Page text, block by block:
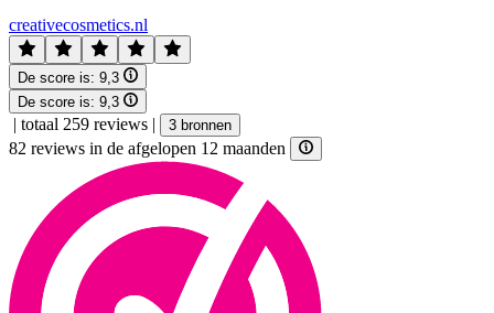
creativecosmetics.nl
De score is: 9,3
De score is: 9,3
| totaal 259 reviews | 3 bronnen
82 reviews in de afgelopen 12 maanden